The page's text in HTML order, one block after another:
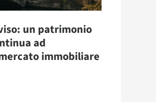
un patrimonio
ad
immobiliare